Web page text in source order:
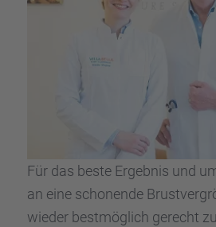
Für das beste Ergeb­nis und
an eine schonende
wieder bestmög­lich gerecht